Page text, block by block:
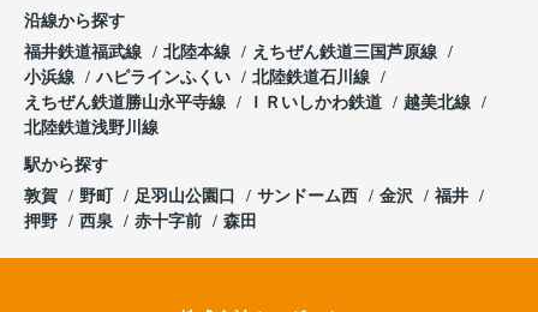
沿線から探す
福井鉄道福武線
北陸本線
えちぜん鉄道三国芦原線
小浜線
ハピラインふくい
北陸鉄道石川線
えちぜん鉄道勝山永平寺線
ＩＲいしかわ鉄道
越美北線
北陸鉄道浅野川線
駅から探す
敦賀
野町 足羽山公園口 サンドーム西 金沢
福井
押野
西泉 赤十字前 森田